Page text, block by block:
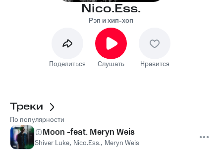
Nico.Ess.
Рэп и хип-хоп
Поделиться Слушать Нравится
Треки
По популярности
Moon -feat. Meryn Weis
Shiver Luke, Nico.Ess., Meryn Weis